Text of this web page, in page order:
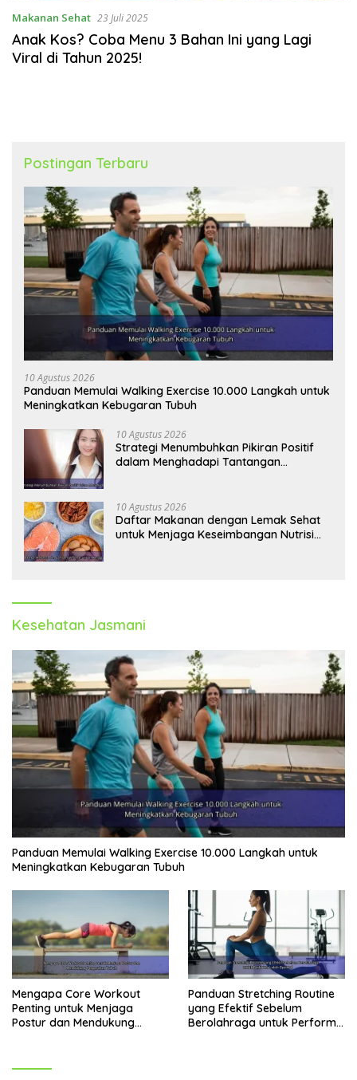
Makanan Sehat 23 Juli 2025
Anak Kos? Coba Menu 3 Bahan Ini yang Lagi
Viral di Tahun 2025!
Postingan Terbaru
10 Agustus 2026
Panduan Memulai Walking Exercise 10.000 Langkah untuk
Meningkatkan Kebugaran Tubuh
10 Agustus 2026
Strategi Menumbuhkan Pikiran Positif
dalam Menghadapi Tantangan
10 Agustus 2026
Daftar Makanan dengan Lemak Sehat
untuk Menjaga Keseimbangan Nutrisi
Kesehatan Jasmani
Panduan Memulai Walking Exercise 10.000 Langkah untuk
Meningkatkan Kebugaran Tubuh
Mengapa Core Workout
Penting untuk Menjaga
Postur dan Mendukung
Panduan Stretching Routine
yang Efektif Sebelum
Berolahraga untuk Performa